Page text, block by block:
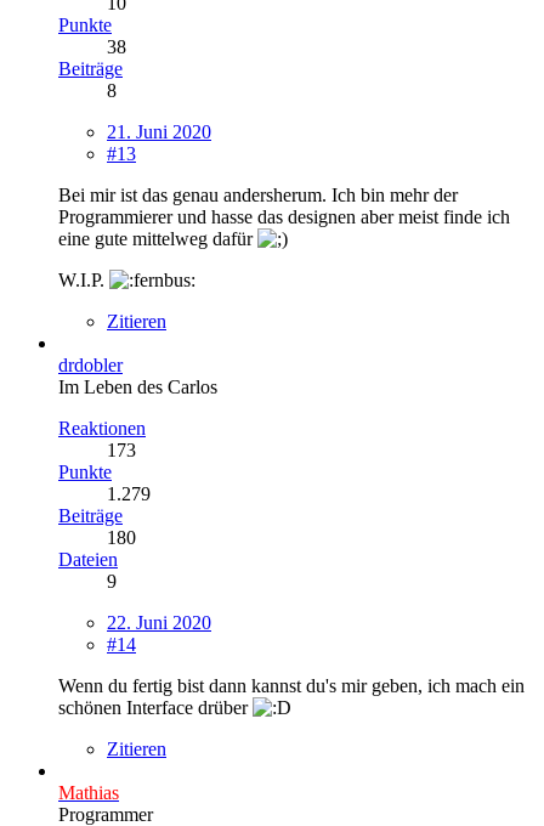
Punkte
38
Beiträge
8
21. Juni 2020
#13
Bei mir ist das genau andersherum. Ich bin mehr der
Programmierer und hasse das designen aber meist finde ich
eine gute mittelweg dafür
W.I.P.
Zitieren
drdobler
Im Leben des Carlos
Reaktionen
173
Punkte
1.279
Beiträge
180
Dateien
9
22. Juni 2020
#14
Wenn du fertig bist dann kannst du's mir geben, ich mach ein
schönen Interface drüber
Zitieren
Mathias
Programmer